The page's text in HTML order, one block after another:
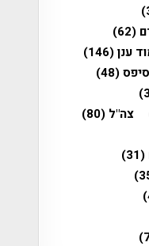
(62)
ענן(146)
(48)
צה"ל (80)
(31)